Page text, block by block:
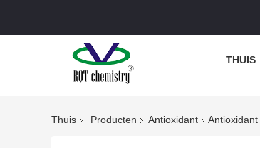
THUIS
Thuis Producten Antioxidant